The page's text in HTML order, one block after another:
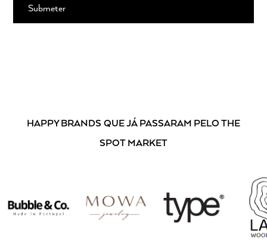
HAPPY BRANDS QUE JÁ PASSARAM PELO THE
SPOT MARKET